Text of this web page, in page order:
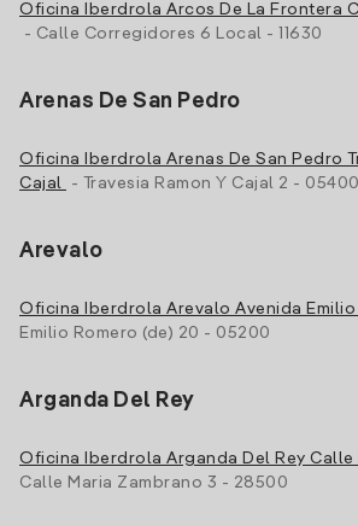
Oficina Iberdrola Arcos De La Frontera
- Calle Corregidores 6 Local - 11630
Arenas De San Pedro
Oficina Iberdrola Arenas De San Pedro
Cajal
- Travesia Ramon Y Cajal 2 - 05400
Arevalo
Oficina Iberdrola Arevalo Avenida Emilio
Emilio Romero (de) 20 - 05200
Arganda Del Rey
Oficina Iberdrola Arganda Del Rey Calle
Calle Maria Zambrano 3 - 28500